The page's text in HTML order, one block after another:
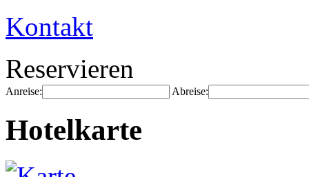
Kontakt
Reservieren
Anreise: Abreise:
Hotelkarte